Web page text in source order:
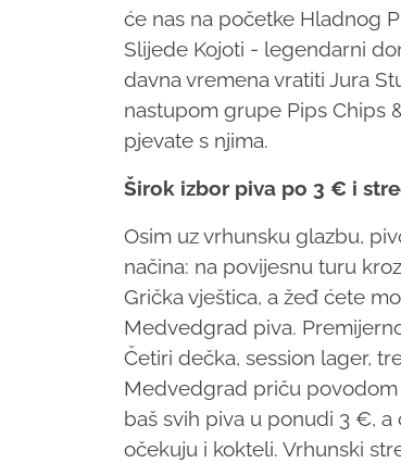
će nas na početke Hladnog
Slijede Kojoti - legendarni
davna vremena vratiti Jura
nastupom grupe Pips Chips
pjevate s njima.
Širok izbor piva po 3 € i
Osim uz vrhunsku glazbu,
načina: na povijesnu turu
Grička vještica, a žeđ ćete
Medvedgrad piva.
Četiri dečka, session lager,
Medvedgrad priču povodom
baš svih piva u ponudi 3 €,
očekuju i kokteli. Vrhunski